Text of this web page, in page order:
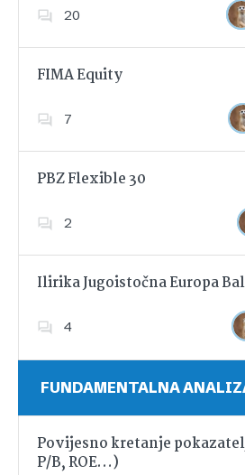
20
FIMA Equity
7
PBZ Flexible 30
2
Ilirika Jugoistočna Europa
4
FUNDAMENTALNA
Povijesno kretanje
P/B, ROE…)